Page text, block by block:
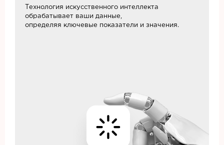
Технология искусственного интеллекта
обрабатывает ваши данные,
определяя ключевые показатели и значения.